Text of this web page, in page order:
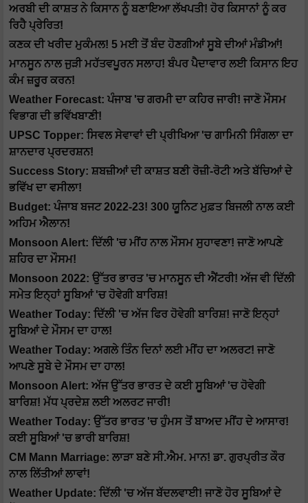
ਅਰਬੀ ਦੀ ਕਾਸ਼ਤ ਨੇ ਕਿਸਾਨ ਨੂੰ ਬਣਾਇਆ ਲੱਖਪਤੀ! ਹੋਰ ਕਿਸਾਨਾਂ ਨੂੰ ਕਰ
ਰਿਹੈ ਪ੍ਰੇਰਿਤ!
ਕਣਕ ਦੀ ਖਰੀਦ ਮੁਕੰਮਲ! 5 ਮਈ ਤੋਂ ਬੰਦ ਹੋਣਗੀਆਂ ਸੂਬੇ ਦੀਆਂ ਮੰਡੀਆਂ!
ਮਾਨਸੂਨ ਨਾਲ ਜੁੜੀ ਮਹੱਤਵਪੂਰਨ ਸਲਾਹ! ਬੰਪਰ ਪੈਦਾਵਾਰ ਲਈ ਕਿਸਾਨ ਇਹ
ਕੰਮ ਜ਼ਰੂਰ ਕਰਨ!
Weather Forecast: ਪੰਜਾਬ 'ਚ ਗਰਮੀ ਦਾ ਕਹਿਰ ਜਾਰੀ! ਜਾਣੋ ਮੌਸਮ
ਵਿਭਾਗ ਦੀ ਭਵਿੱਖਬਾਣੀ!
UPSC Topper: ਸਿਵਲ ਸੇਵਾਵਾਂ ਦੀ ਪ੍ਰੀਖਿਆ 'ਚ ਗਾਮਿਨੀ ਸਿੰਗਲਾ ਦਾ
ਸ਼ਾਨਦਾਰ ਪ੍ਰਦਰਸ਼ਨ!
Success Story: ਸ਼ਬਜ਼ੀਆਂ ਦੀ ਕਾਸ਼ਤ ਬਣੀ ਰੋਜ਼ੀ-ਰੋਟੀ ਅਤੇ ਬੱਚਿਆਂ ਦੇ
ਭਵਿੱਖ ਦਾ ਵਸੀਲਾ!
Budget: ਪੰਜਾਬ ਬਜਟ 2022-23! 300 ਯੂਨਿਟ ਮੁਫ਼ਤ ਬਿਜਲੀ ਨਾਲ ਕਈ
ਅਹਿਮ ਐਲਾਨ!
Monsoon Alert: ਦਿੱਲੀ 'ਚ ਮੀਂਹ ਨਾਲ ਮੌਸਮ ਸੁਹਾਵਣਾ! ਜਾਣੋ ਆਪਣੇ
ਸ਼ਹਿਰ ਦਾ ਮੌਸਮ!
Monsoon 2022: ਉੱਤਰ ਭਾਰਤ 'ਚ ਮਾਨਸੂਨ ਦੀ ਐਂਟਰੀ! ਅੱਜ ਵੀ ਦਿੱਲੀ
ਸਮੇਤ ਇਨ੍ਹਾਂ ਸੂਬਿਆਂ 'ਚ ਹੋਵੇਗੀ ਬਾਰਿਸ਼!
Weather Today: ਦਿੱਲੀ 'ਚ ਅੱਜ ਫਿਰ ਹੋਵੇਗੀ ਬਾਰਿਸ਼! ਜਾਣੋ ਇਨ੍ਹਾਂ
ਸੂਬਿਆਂ ਦੇ ਮੌਸਮ ਦਾ ਹਾਲ!
Weather Today: ਅਗਲੇ ਤਿੰਨ ਦਿਨਾਂ ਲਈ ਮੀਂਹ ਦਾ ਅਲਰਟ! ਜਾਣੋ
ਆਪਣੇ ਸੂਬੇ ਦੇ ਮੌਸਮ ਦਾ ਹਾਲ!
Monsoon Alert: ਅੱਜ ਉੱਤਰ ਭਾਰਤ ਦੇ ਕਈ ਸੂਬਿਆਂ 'ਚ ਹੋਵੇਗੀ
ਬਾਰਿਸ਼! ਮੱਧ ਪ੍ਰਦੇਸ਼ ਲਈ ਅਲਰਟ ਜਾਰੀ!
Weather Today: ਉੱਤਰ ਭਾਰਤ 'ਚ ਹੁੰਮਸ ਤੋਂ ਬਾਅਦ ਮੀਂਹ ਦੇ ਆਸਾਰ!
ਕਈ ਸੂਬਿਆਂ 'ਚ ਭਾਰੀ ਬਾਰਿਸ਼!
CM Mann Marriage: ਲਾੜਾ ਬਣੇ ਸੀ.ਐਮ. ਮਾਨ! ਡਾ. ਗੁਰਪ੍ਰੀਤ ਕੌਰ
ਨਾਲ ਲਿੱਤੀਆਂ ਲਾਵਾਂ!
Weather Update: ਦਿੱਲੀ 'ਚ ਅੱਜ ਬੱਦਲਵਾਈ! ਜਾਣੋ ਹੋਰ ਸੂਬਿਆਂ ਦੇ